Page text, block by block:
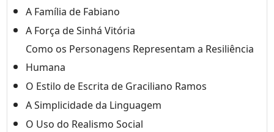
A Família de Fabiano
A Força de Sinhá Vitória
Como os Personagens Representam a Resiliência
Humana
O Estilo de Escrita de Graciliano Ramos
A Simplicidade da Linguagem
O Uso do Realismo Social